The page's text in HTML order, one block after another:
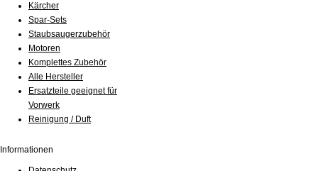
Kärcher
Spar-Sets
Staubsaugerzubehör
Motoren
Komplettes Zubehör
Alle Hersteller
Ersatzteile geeignet für
Vorwerk
Reinigung / Duft
Informationen